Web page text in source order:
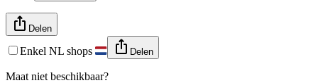
Delen
Enkel NL shops Delen
Maat niet beschikbaar?